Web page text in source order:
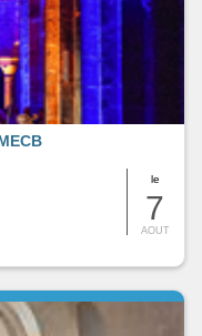
le
7
AOUT